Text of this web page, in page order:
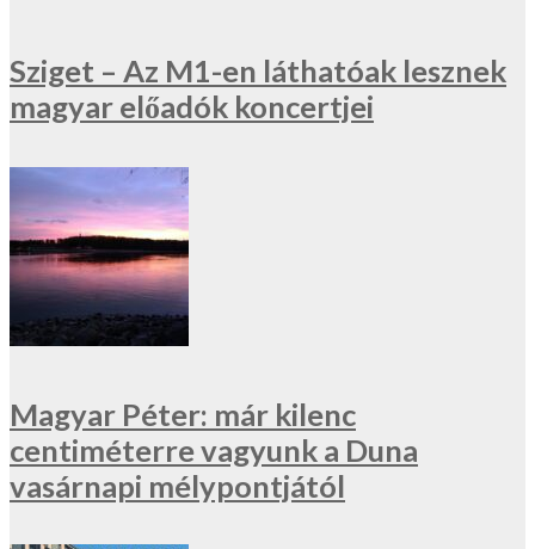
Sziget – Az M1-en láthatóak lesznek
magyar előadók koncertjei
Magyar Péter: már kilenc
centiméterre vagyunk a Duna
vasárnapi mélypontjától